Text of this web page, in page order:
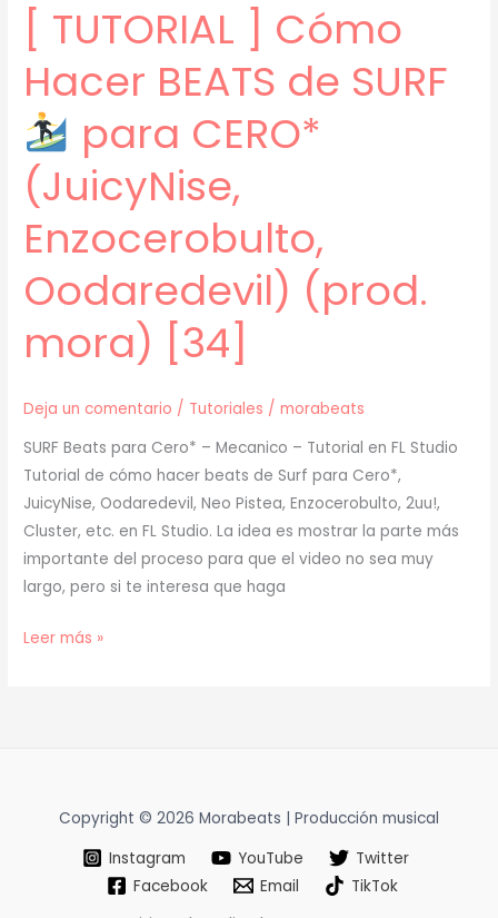
Enzocerobulto)
(prod.
mora)
[35]
[ TUTORIAL ] Cómo
Hacer BEATS de SURF
para CERO*
(JuicyNise,
Enzocerobulto,
Oodaredevil) (prod.
mora) [34]
Deja un comentario / Tutoriales /morabeats
SURF Beats para Cero* – Mecanico – Tutorial en FL Studio
Tutorial de cómo hacer beats de Surf para Cero*,
JuicyNise, Oodaredevil, Neo Pistea, Enzocerobulto, 2uu!,
Cluster, etc. en FL Studio. La idea es mostrar la parte más
importante del proceso para que el video no sea muy
largo, pero si te interesa que haga
[
Leer más »
Copyright © 2026 Morabeats | Producción musical
Instagram
YouTube
Twitter
Facebook
Email
TikTok